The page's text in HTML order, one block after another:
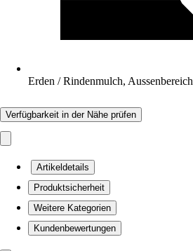
Erden / Rindenmulch, Aussenbereich
Verfügbarkeit in der Nähe prüfen
Artikeldetails
Produktsicherheit
Weitere Kategorien
Kundenbewertungen